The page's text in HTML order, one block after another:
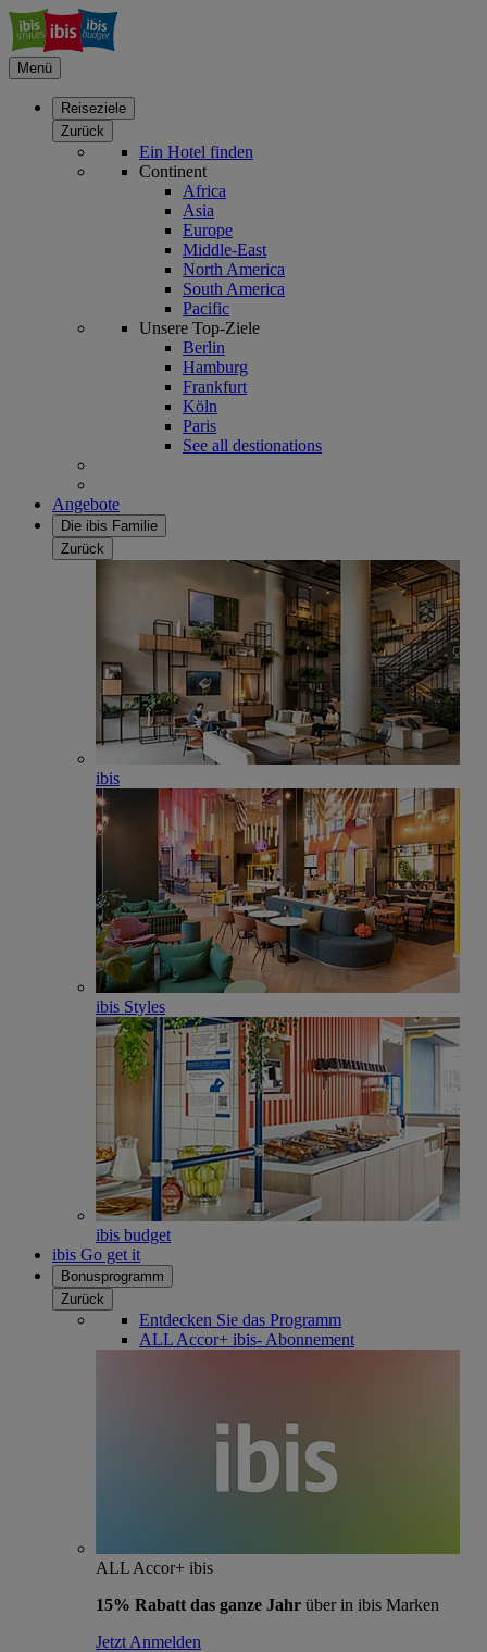
Menü
Reiseziele
Zurück
Ein Hotel finden
Continent
Africa
Asia
Europe
Middle-East
North America
South America
Pacific
Unsere Top-Ziele
Berlin
Hamburg
Frankfurt
Köln
Paris
See all destionations
Angebote
Die ibis Familie
Zurück
ibis
ibis Styles
ibis budget
ibis Go get it
Bonusprogramm
Zurück
Entdecken Sie das Programm
ALL Accor+ ibis- Abonnement
ALL Accor+ ibis
15% Rabatt das ganze Jahr über in ibis Marken
Jetzt Anmelden